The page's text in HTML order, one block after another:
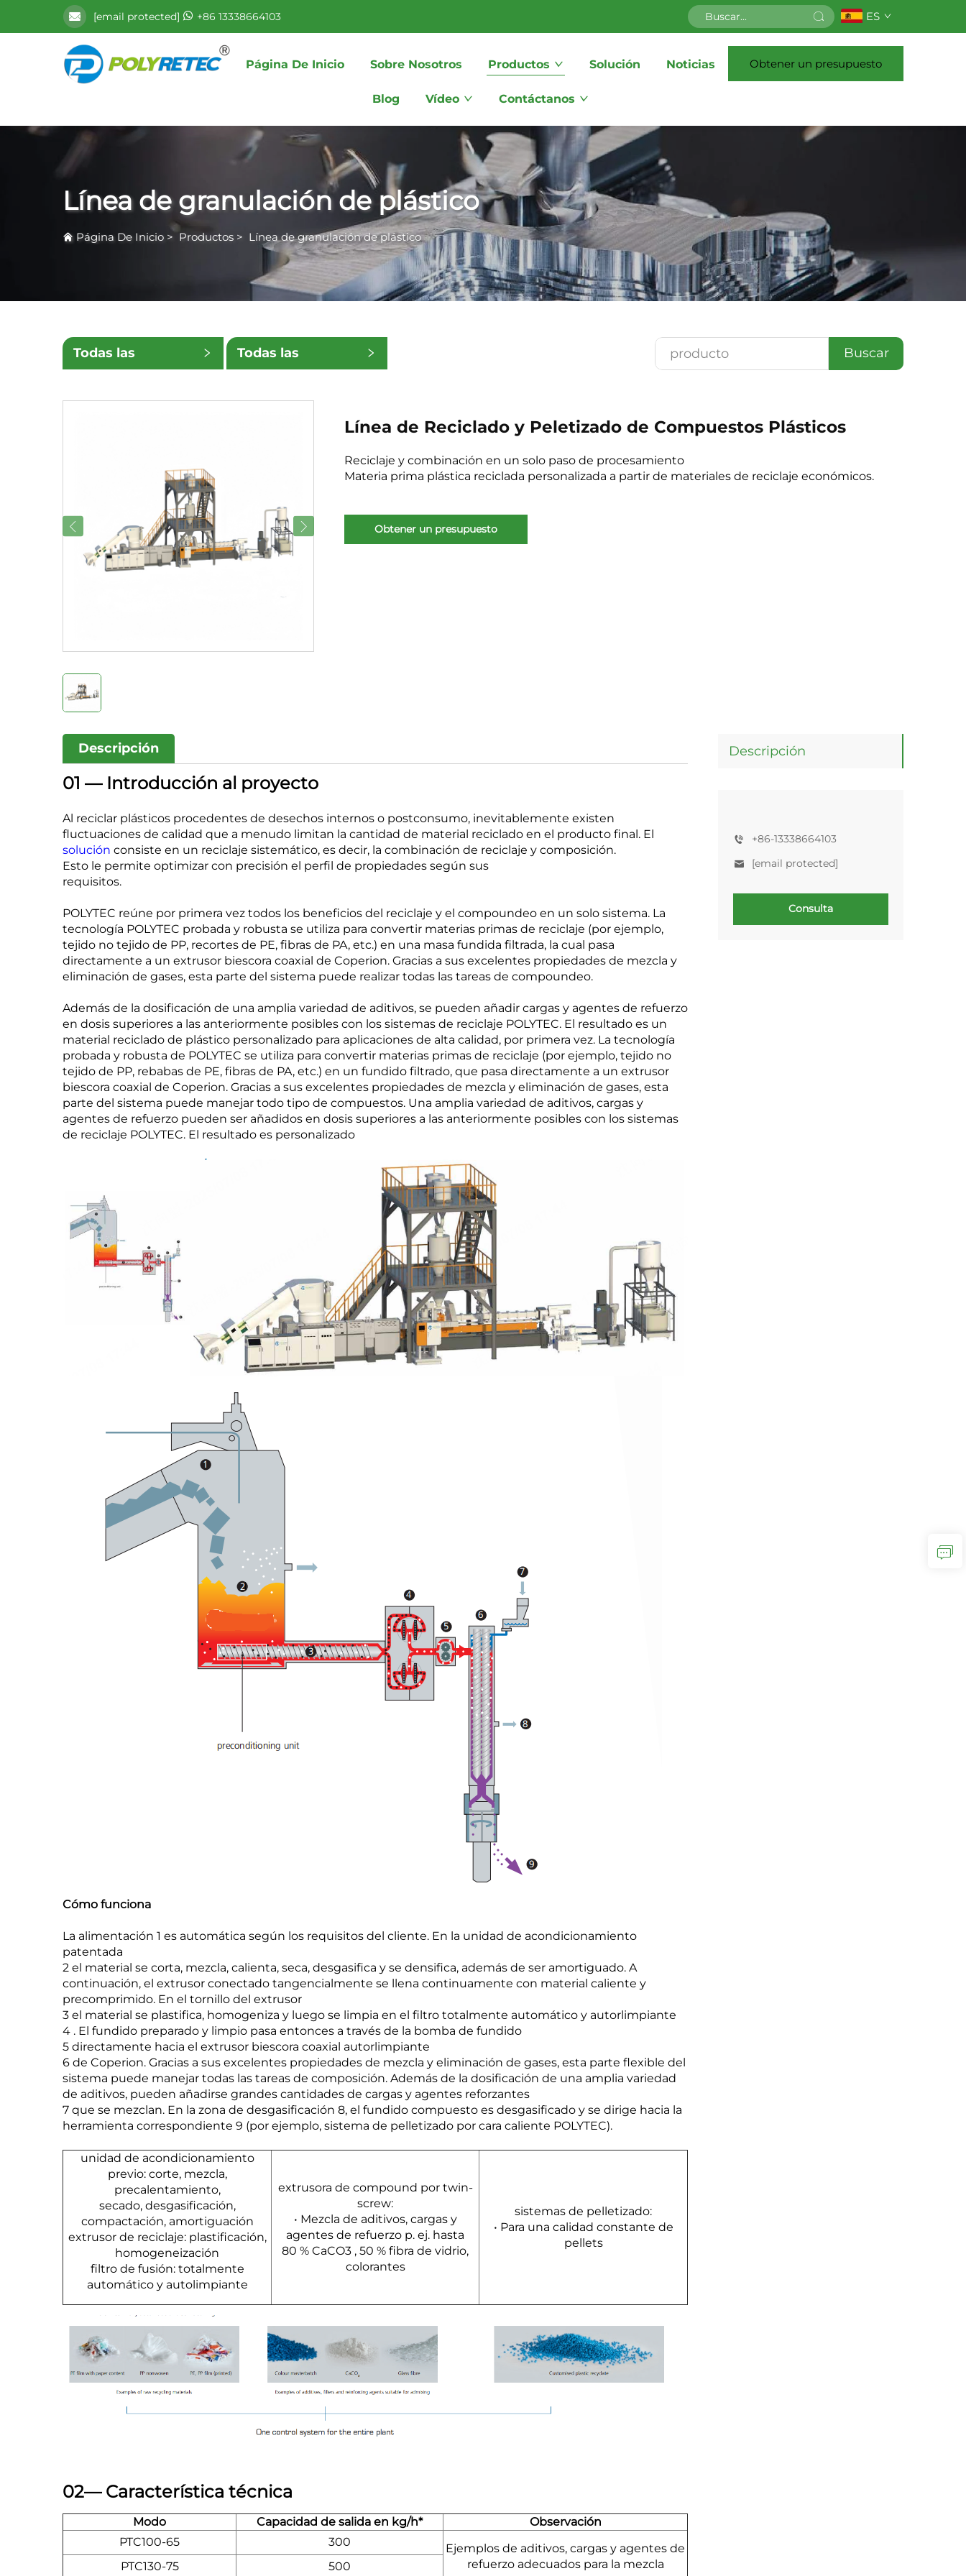
[email protected] +86 13338664103 ES
Página De Inicio Sobre Nosotros Productos Solución Noticias
Blog Vídeo Contáctanos
Obtener un presupuesto
Línea de granulación de plástico
Página De Inicio > Productos > Línea de granulación de plástico
Todas las Todas las Buscar
Línea de Reciclado y Peletizado de Compuestos Plásticos
Reciclaje y combinación en un solo paso de procesamiento
Materia prima plástica reciclada personalizada a partir de materiales de reciclaje económicos.
Obtener un presupuesto
Descripción
+86-13338664103
[email protected]
Consulta
Descripción
01 — Introducción al proyecto
Al reciclar plásticos procedentes de desechos internos o postconsumo, inevitablemente existen
fluctuaciones de calidad que a menudo limitan la cantidad de material reciclado en el producto final. El
solución consiste en un reciclaje sistemático, es decir, la combinación de reciclaje y composición.
Esto le permite optimizar con precisión el perfil de propiedades según sus
requisitos.
POLYTEC reúne por primera vez todos los beneficios del reciclaje y el compoundeo en un solo sistema. La
tecnología POLYTEC probada y robusta se utiliza para convertir materias primas de reciclaje (por ejemplo,
tejido no tejido de PP, recortes de PE, fibras de PA, etc.) en una masa fundida filtrada, la cual pasa
directamente a un extrusor biescora coaxial de Coperion. Gracias a sus excelentes propiedades de mezcla y
eliminación de gases, esta parte del sistema puede realizar todas las tareas de compoundeo.
Además de la dosificación de una amplia variedad de aditivos, se pueden añadir cargas y agentes de refuerzo
en dosis superiores a las anteriormente posibles con los sistemas de reciclaje POLYTEC. El resultado es un
material reciclado de plástico personalizado para aplicaciones de alta calidad, por primera vez. La tecnología
probada y robusta de POLYTEC se utiliza para convertir materias primas de reciclaje (por ejemplo, tejido no
tejido de PP, rebabas de PE, fibras de PA, etc.) en un fundido filtrado, que pasa directamente a un extrusor
biescora coaxial de Coperion. Gracias a sus excelentes propiedades de mezcla y eliminación de gases, esta
parte del sistema puede manejar todo tipo de compuestos. Una amplia variedad de aditivos, cargas y
agentes de refuerzo pueden ser añadidos en dosis superiores a las anteriormente posibles con los sistemas
de reciclaje POLYTEC. El resultado es personalizado
Cómo funciona
La alimentación 1 es automática según los requisitos del cliente. En la unidad de acondicionamiento
patentada
2 el material se corta, mezcla, calienta, seca, desgasifica y se densifica, además de ser amortiguado. A
continuación, el extrusor conectado tangencialmente se llena continuamente con material caliente y
precomprimido. En el tornillo del extrusor
3 el material se plastifica, homogeniza y luego se limpia en el filtro totalmente automático y autorlimpiante
4 . El fundido preparado y limpio pasa entonces a través de la bomba de fundido
5 directamente hacia el extrusor biescora coaxial autorlimpiante
6 de Coperion. Gracias a sus excelentes propiedades de mezcla y eliminación de gases, esta parte flexible del
sistema puede manejar todas las tareas de composición. Además de la dosificación de una amplia variedad
de aditivos, pueden añadirse grandes cantidades de cargas y agentes reforzantes
7 que se mezclan. En la zona de desgasificación 8, el fundido compuesto es desgasificado y se dirige hacia la
herramienta correspondiente 9 (por ejemplo, sistema de pelletizado por cara caliente POLYTEC).
unidad de acondicionamiento
previo: corte, mezcla,
precalentamiento,
secado, desgasificación,
compactación, amortiguación
extrusor de reciclaje: plastificación,
homogeneización
filtro de fusión: totalmente
automático y autolimpiante
extrusora de compound por twin-
screw:
• Mezcla de aditivos, cargas y
agentes de refuerzo p. ej. hasta
80 % CaCO3 , 50 % fibra de vidrio,
colorantes
sistemas de pelletizado:
• Para una calidad constante de
pellets
02— Característica técnica
Modo Capacidad de salida en kg/h*
Observación
PTC100-65
300
Ejemplos de aditivos, cargas y agentes de
refuerzo adecuados para la mezcla
PTC130-75 500